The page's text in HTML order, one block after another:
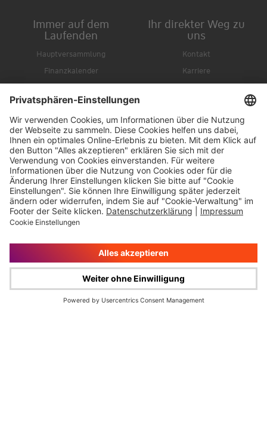
Immer auf dem
Laufenden
Hauptversammlung
Finanzkalender
Ihr direkter Weg zu
uns
Kontakt
Karriere